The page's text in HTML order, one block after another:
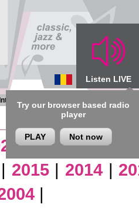
Listen LIVE
Try our browser based radio
player
PLAY Not now
Interviews Chronicles Programmes
|2025|2024
| 2015| 2014|
|